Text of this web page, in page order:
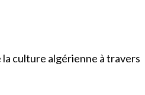
culture algérienne à travers